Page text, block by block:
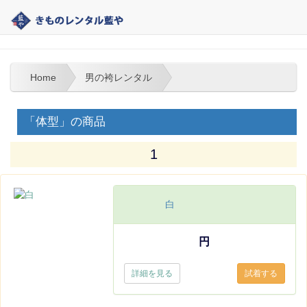
大分 | きものレンタル藍や | 男の袴レンタル
Home 男の袴レンタル
「体型」の商品
1
白
円
詳細を見る